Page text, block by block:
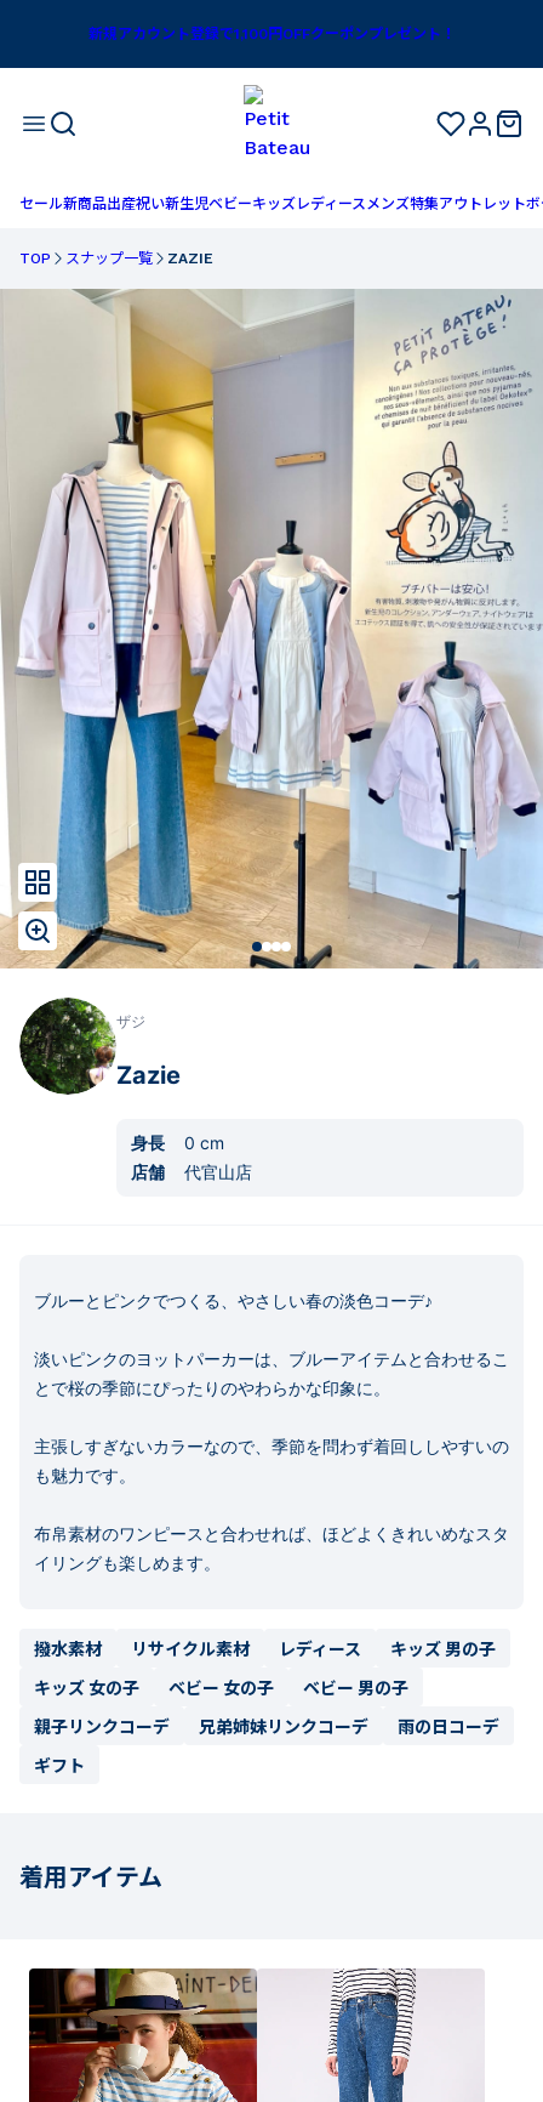
新規アカウント登録で1,100円OFFクーポンプレゼント！
セール新商品出産祝い新生児ベビーキッズ レディースメンズ特集アウトレットボ
TOP スナップ一覧 ZAZIE
ザジ
Zazie
身長 0 cm
店舗
代官山店
ブルーとピンクでつくる、やさしい春の淡色コーデ♪
淡いピンクのヨットパーカーは、ブルーアイテムと合わせるこ
とで桜の季節にぴったりのやわらかな印象に。
主張しすぎないカラーなので、季節を問わず着回ししやすいの
も魅力です。
布帛素材のワンピースと合わせれば、ほどよくきれいめなスタ
イリングも楽しめます。
撥水素材 リサイクル素材 レディース
キッズ 男の子
キッズ 女の子
ベビー 女の子
ベビー 男の子
親子リンクコーデ
兄弟姉妹リンクコーデ
雨の日コーデ
ギフト
着用アイテム